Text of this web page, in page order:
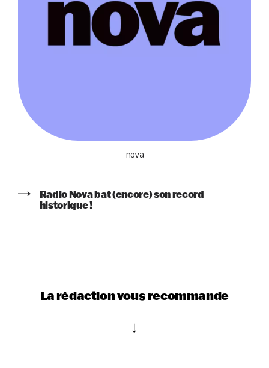
nova
Radio Nova bat (encore) son record
historique !
La rédaction vous recommande